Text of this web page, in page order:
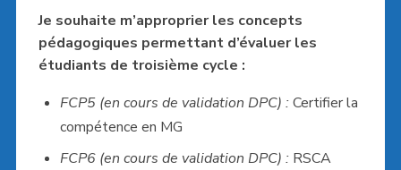
Je souhaite m’approprier les concepts
pédagogiques permettant d’évaluer les
étudiants de troisième cycle :
FCP5 (en cours de validation DPC) :Certifier la
compétence en MG
FCP6 (en cours de validation DPC) :RSCA